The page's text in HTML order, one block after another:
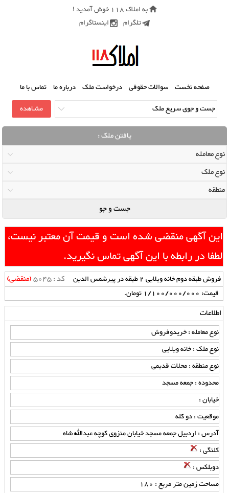
به املاک 118 خوش آمدید !
تلگرام
اینستاگرام
صفحه نخست سوالات حقوقی درخواست ملک درباره ما تماس با ما
یافتن ملک :
این آگهی منقضی شده است و قیمت آن معتبر نیست،
لطفا در رابطه با این آگهی تماس نگیرید.
فروش طبقه دوم خانه ویلایی 2 طبقه در پیرشمس الدین کد : 5045 (منقضی)
قیمت: 1/100/000/000 تومان.
اطلاعات
نوع معامله : خریدوفروش
نوع ملک : خانه ویلایی
نوع منطقه : محلات قدیمی
محدوده : جمعه مسجد
خیابان :
موقعیت : دو کله
آدرس : اردبیل جمعه مسجد خیابان منزوی کوچه عبدالله شاه
کلنگی :
دوبلکس :
مساحت زمین متر مربع : 180